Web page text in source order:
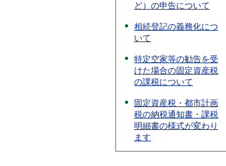
ど）の申告について
相続登記の義務化につ
いて
特定空家等の勧告を受
けた場合の固定資産税
の課税について
固定資産税・都市計画
税の納税通知書・課税
明細書の様式が変わり
ます